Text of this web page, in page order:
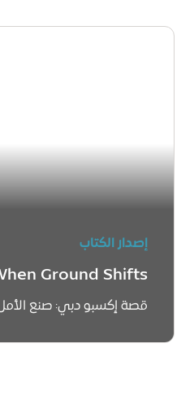
إصدار الكتاب
Ground Shifts
قصة إكسبو دبي: صنع